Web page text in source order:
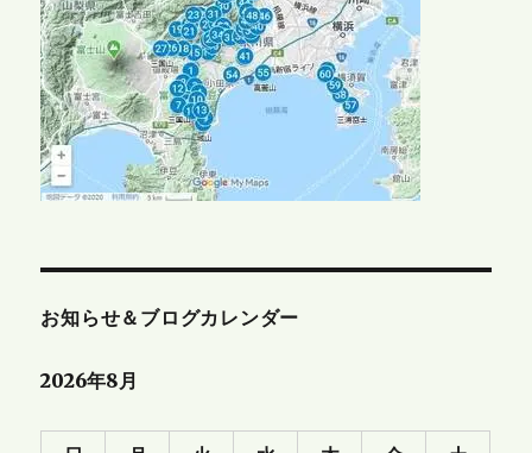
お知らせ＆ブログカレンダー
2026年8月